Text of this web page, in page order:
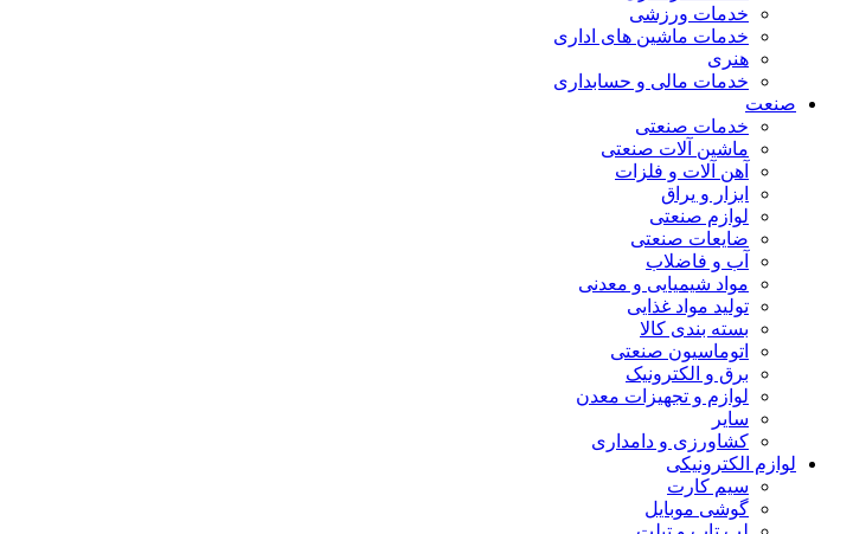
خدمات ورزشی
خدمات ماشین های اداری
هنری
خدمات مالی و حسابداری
صنعت
خدمات صنعتی
ماشین آلات صنعتی
آهن آلات و فلزات
ابزار و یراق
لوازم صنعتی
ضایعات صنعتی
آب و فاضلاب
مواد شیمیایی و معدنی
تولید مواد غذایی
بسته بندی کالا
اتوماسیون صنعتی
برق و الکترونیک
لوازم و تجهیزات معدن
سایر
کشاورزی و دامداری
لوازم الکترونیکی
سیم کارت
گوشی موبایل